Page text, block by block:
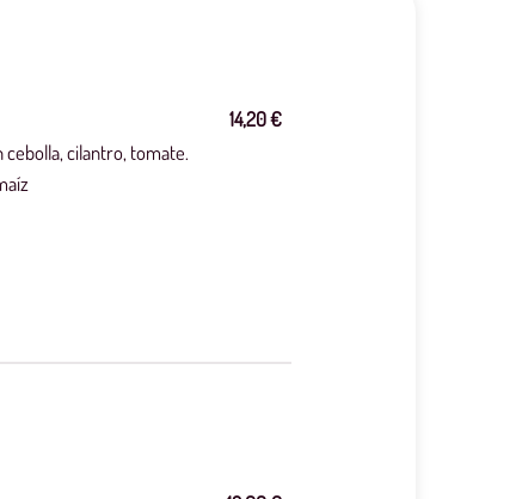
cilantro, tomate.
14,20 €